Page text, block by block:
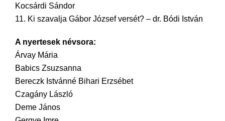
Kocsárdi Sándor
11. Ki szavalja Gábor József versét? – dr. Bódi István
A nyertesek névsora:
Árvay Mária
Babics Zsuzsanna
Bereczk Istvánné Bihari Erzsébet
Czagány László
Deme János